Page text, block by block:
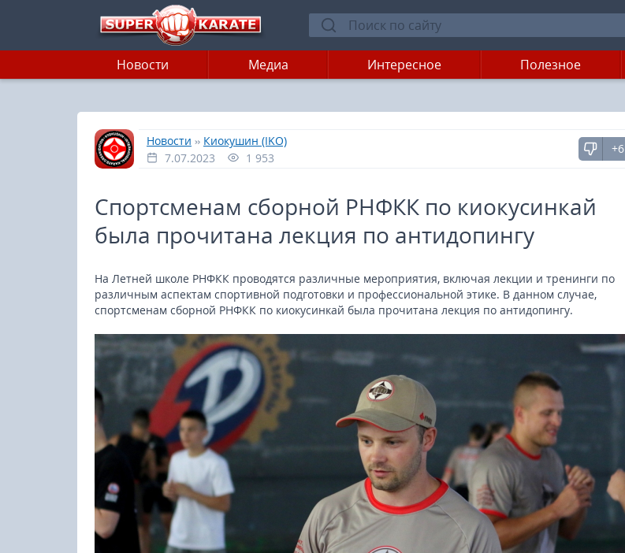
Новости Медиа Интересное Полезное
Главная
»
Новости » Киокушин (IKO)
7.07.2023
1 953
+6
Спортсменам сборной РНФКК по киокусинкай
была прочитана лекция по антидопингу
На Летней школе РНФКК проводятся различные мероприятия, включая лекции и тренинги по
различным аспектам спортивной подготовки и профессиональной этике. В данном случае,
спортсменам сборной РНФКК по киокусинкай была прочитана лекция по антидопингу.